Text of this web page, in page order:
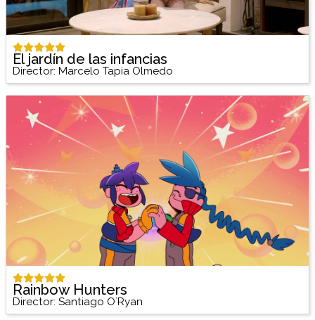
El jardín de las infancias
Director: Marcelo Tapia Olmedo
Rainbow Hunters
Director: Santiago O´Ryan